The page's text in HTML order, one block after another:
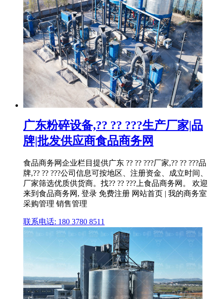
广东粉碎设备,?? ?? ???生产厂家|品
牌|批发供应商食品商务网
食品商务网企业栏目提供广东 ?? ?? ???厂家,?? ?? ???品
牌,?? ?? ???公司信息可按地区、注册资金、成立时间、
厂家筛选优质供货商。找?? ?? ???上食品商务网。 欢迎
来到食品商务网, 登录 免费注册 网站首页 | 我的商务室
采购管理 销售管理
联系电话: 180 3780 8511